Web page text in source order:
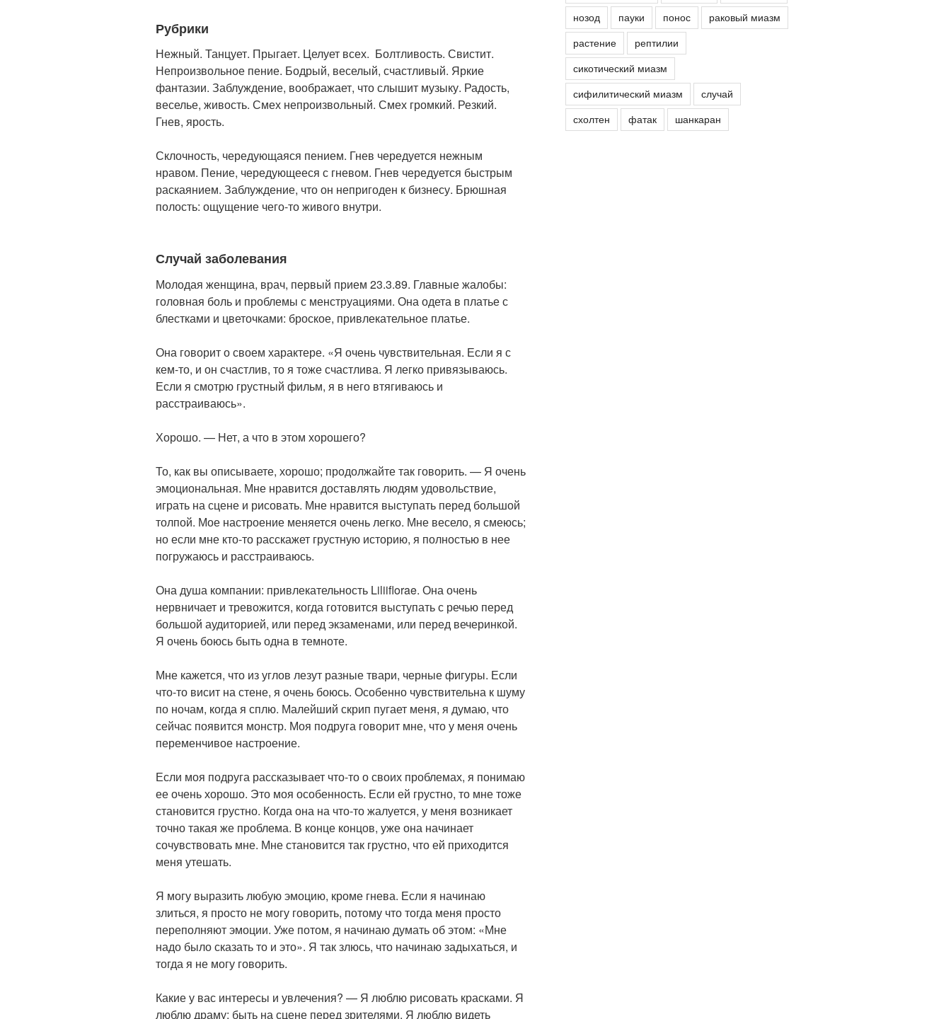
Рубрики
Нежный. Танцует. Прыгает. Целует всех. Болтливость. Свистит.
Непроизвольное пение. Бодрый, веселый, счастливый. Яркие
фантазии. Заблуждение, воображает, что слышит музыку. Радость,
веселье, живость. Смех непроизвольный. Смех громкий. Резкий.
Гнев, ярость.
Склочность, чередующаяся пением. Гнев чередуется нежным
нравом. Пение, чередующееся с гневом. Гнев чередуется быстрым
раскаянием. Заблуждение, что он непригоден к бизнесу. Брюшная
полость: ощущение чего-то живого внутри.
Случай заболевания
Молодая женщина, врач, первый прием 23.3.89. Главные жалобы:
головная боль и проблемы с менструациями. Она одета в платье с
блестками и цветочками: броское, привлекательное платье.
Она говорит о своем характере. «Я очень чувствительная. Если я с
кем-то, и он счастлив, то я тоже счастлива. Я легко привязываюсь.
Если я смотрю грустный фильм, я в него втягиваюсь и
расстраиваюсь».
Хорошо. — Нет, а что в этом хорошего?
То, как вы описываете, хорошо; продолжайте так говорить. — Я очень
эмоциональная. Мне нравится доставлять людям удовольствие,
играть на сцене и рисовать. Мне нравится выступать перед большой
толпой. Мое настроение меняется очень легко. Мне весело, я смеюсь;
но если мне кто-то расскажет грустную историю, я полностью в нее
погружаюсь и расстраиваюсь.
Она душа компании: привлекательность Liliiflorae. Она очень
нервничает и тревожится, когда готовится выступать с речью перед
большой аудиторией, или перед экзаменами, или перед вечеринкой.
Я очень боюсь быть одна в темноте.
Мне кажется, что из углов лезут разные твари, черные фигуры. Если
что-то висит на стене, я очень боюсь. Особенно чувствительна к шуму
по ночам, когда я сплю. Малейший скрип пугает меня, я думаю, что
сейчас появится монстр. Моя подруга говорит мне, что у меня очень
переменчивое настроение.
Если моя подруга рассказывает что-то о своих проблемах, я понимаю
ее очень хорошо. Это моя особенность. Если ей грустно, то мне тоже
становится грустно. Когда она на что-то жалуется, у меня возникает
точно такая же проблема. В конце концов, уже она начинает
сочувствовать мне. Мне становится так грустно, что ей приходится
меня утешать.
Я могу выразить любую эмоцию, кроме гнева. Если я начинаю
злиться, я просто не могу говорить, потому что тогда меня просто
переполняют эмоции. Уже потом, я начинаю думать об этом: «Мне
надо было сказать то и это». Я так злюсь, что начинаю задыхаться, и
тогда я не могу говорить.
Какие у вас интересы и увлечения? — Я люблю рисовать красками. Я
люблю драму; быть на сцене перед зрителями. Я люблю видеть
нозод
пауки понос
раковый миазм
растение
рептилии
сикотический миазм
сифилитический миазм
случай
схолтен
фатак шанкаран